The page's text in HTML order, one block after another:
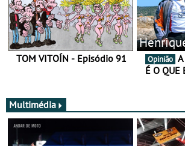
TOM VITOÍN - Episódio 91 Opinião
É O
Multimédia